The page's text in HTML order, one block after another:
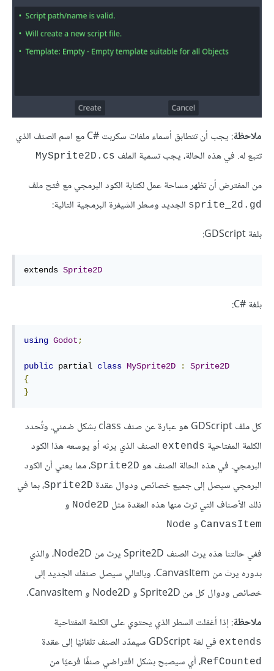
ملاحظة
: يجب أن تتطابق أسماء ملفات سكربت C#‎ مع اسم الصنف الذي
تتبع له. في هذه الحالة، يجب تسمية الملف MySprite2D.cs
من المفترض أن تظهر مساحة عمل لكتابة الكود البرمجي مع فتح ملف
sprite_2d.gd الجديد وسطر الشيفرة البرمجية التالية:
بلغة GDScript:
extends Sprite2D
بلغة C#‎:
using Godot ;
public partial class MySprite2D :
Sprite2D
{
}
كل ملف GDScript هو عبارة عن صنف class بشكل ضمني. وتُحدد
الكلمة المفتاحية extends الصنف الذي يرثه أو يوسعه هذا الكود
البرمجي. في هذه الحالة الصنف هو Sprite2D، مما يعني أن الكود
البرمجي سيصل إلى جميع خصائص ودوال عقدة Sprite2D، بما في
ذلك الأصناف التي ترث منها هذه العقدة مثل Node2D و
CanvasItem و Node
ففي حالتنا هذه يرث الصنف Sprite2D يرث من Node2D، والذي
بدوره يرث من CanvasItem. وبالتالي سيصل صنفك الجديد إلى
خصائص ودوال كل من Sprite2D و Node2D و CanvasItem.
ملاحظة: إذا أغفلت السطر الذي يحتوي على الكلمة المفتاحية
extends في لغة GDScript سيمدّد الصنف تلقائيًا إلى عقدة
RefCounted، أي سيصبح بشكل افتراضي صنفًا فرعيًا من